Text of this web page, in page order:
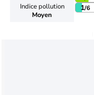
Indice pollution
Moyen
1/6